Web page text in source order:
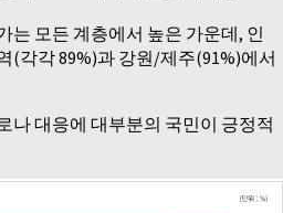
는 모든 계층에서 높은 가운데, 인
(각각 89%)과 강원/제주(91%)에서
나 대응에 대부분의 국민이 긍정적